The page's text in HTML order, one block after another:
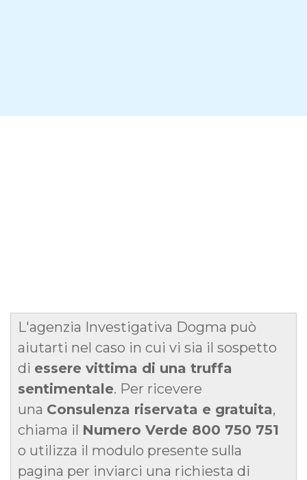
L'agenzia Investigativa Dogma può
aiutarti nel caso in cui vi sia il sospetto
di essere vittima di una truffa
sentimentale. Per ricevere
una Consulenza riservata e gratuita,
chiama il Numero Verde 800 750 751
o utilizza il modulo presente sulla
pagina per inviarci una richiesta di